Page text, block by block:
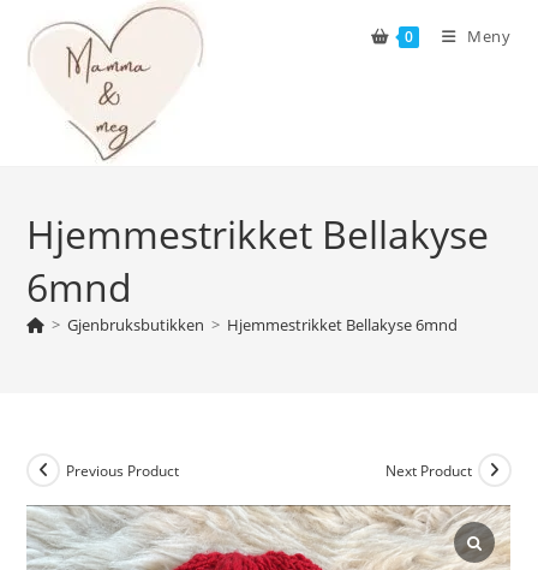
content
0 Meny
Hjemmestrikket Bellakyse
6mnd
> Gjenbruksbutikken > Hjemmestrikket Bellakyse 6mnd
Previous Product Next Product